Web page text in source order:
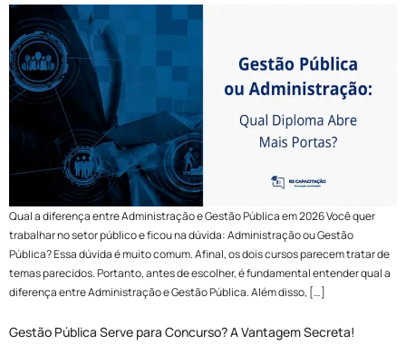
Qual a diferença entre Administração e Gestão Pública em 2026 Você quer
trabalhar no setor público e ficou na dúvida: Administração ou Gestão
Pública? Essa dúvida é muito comum. Afinal, os dois cursos parecem tratar de
temas parecidos. Portanto, antes de escolher, é fundamental entender qual a
diferença entre Administração e Gestão Pública. Além disso, […]
Gestão Pública Serve para Concurso? A Vantagem Secreta!